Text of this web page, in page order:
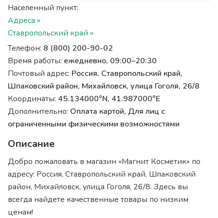
Населенный пункт:
Адреса »
Ставропольский край »
Телефон: 8 (800) 200-90-02
Время работы: ежедневно, 09:00–20:30
Почтовый адрес: Россия, Ставропольский край,
Шпаковский район, Михайловск, улица Гоголя, 26/8
Координаты: 45.134000°N, 41.987000°E
Дополнительно: Оплата картой, Для лиц с
ограниченными физическими возможностями
Описание
Добро пожаловать в магазин «Магнит Косметик» по
адресу: Россия, Ставропольский край, Шпаковский
район, Михайловск, улица Гоголя, 26/8. Здесь вы
всегда найдете качественные товары по низким
ценам!